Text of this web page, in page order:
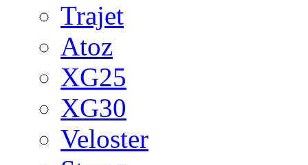
Trajet
Atoz
XG25
XG30
Veloster